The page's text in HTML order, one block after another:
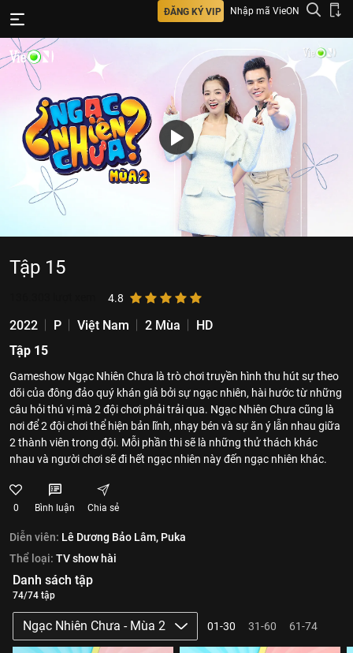
ĐĂNG KÝ VIP Nhập mã VieON
Tập 15
4.8
2022 P Việt Nam 2 Mùa
HD
Tập 15
Gameshow Ngạc Nhiên Chưa là trò chơi truyền hình thu hút sự theo
dõi của đông đảo quý khán giả bởi sự ngạc nhiên, hài hước từ những
câu hỏi thú vị mà 2 đội chơi phải trải qua. Ngạc Nhiên Chưa cũng là
nơi để 2 đội chơi thể hiện bản lĩnh, nhạy bén và sự ăn ý lẫn nhau giữa
2 thành viên trong đội. Mỗi phần thi sẽ là những thử thách khác
nhau và người chơi sẽ đi hết ngạc nhiên này đến ngạc nhiên khác.
0 Bình luận Chia sẻ
Diễn viên: Lê Dương Bảo Lâm, Puka
Thể loại: TV show hài
Danh sách tập
74/74 tập
Ngạc Nhiên Chưa - Mùa 2 01-30 31-60 61-74